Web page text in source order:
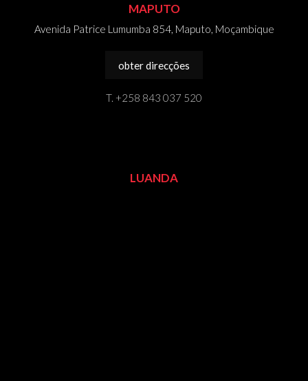
MAPUTO
Avenida Patrice Lumumba 854, Maputo, Moçambique
obter direcções
T. +258 843 037 520
LUANDA